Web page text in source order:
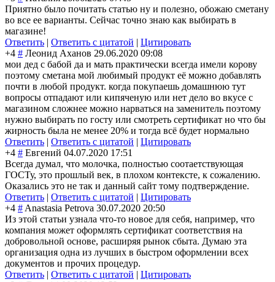
Приятно было почитать статью ну и полезно, обожаю сметану
во все ее варианты. Сейчас точно знаю как выбирать в
магазине!
Ответить | Ответить с цитатой | Цитировать
+4 # Леонид Аханов 29.06.2020 09:08
мои дед с бабой да и мать практически всегда имели корову
поэтому сметана мой любимый продукт её можно добавлять
почти в любой продукт. когда покупаешь домашнюю тут
вопросы отпадают или кипяченую или нет дело во вкусе с
магазином сложнее можно нарваться на заменитель поэтому
нужно выбирать по госту или смотреть сертификат но что бы
жирность была не менее 20% и тогда всё будет нормально
Ответить | Ответить с цитатой | Цитировать
+4 # Евгений 04.07.2020 17:51
Всегда думал, что молочка, полностью соотаетствующая
ГОСТу, это прошлый век, в плохом контексте, к сожалению.
Оказались это не так и данный сайт тому подтверждение.
Ответить | Ответить с цитатой | Цитировать
+4 # Anastasia Petrova 30.07.2020 20:50
Из этой статьи узнала что-то новое для себя, например, что
компания может оформлять сертификат соответствия на
добровольной основе, расширяя рынок сбыта. Думаю эта
организация одна из лучших в быстром оформлении всех
документов и прочих процедур.
Ответить | Ответить с цитатой | Цитировать